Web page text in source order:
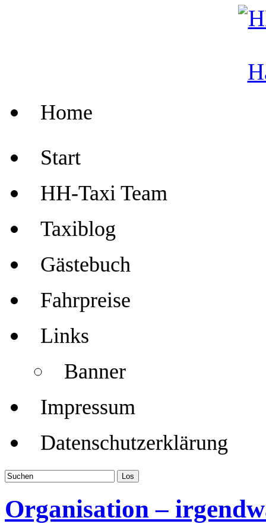
Home
Start
HH-Taxi Team
Taxiblog
Gästebuch
Fahrpreise
Links
Banner
Impressum
Datenschutzerklärung
Organisation –